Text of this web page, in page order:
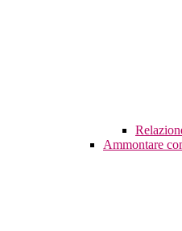
Ammontare